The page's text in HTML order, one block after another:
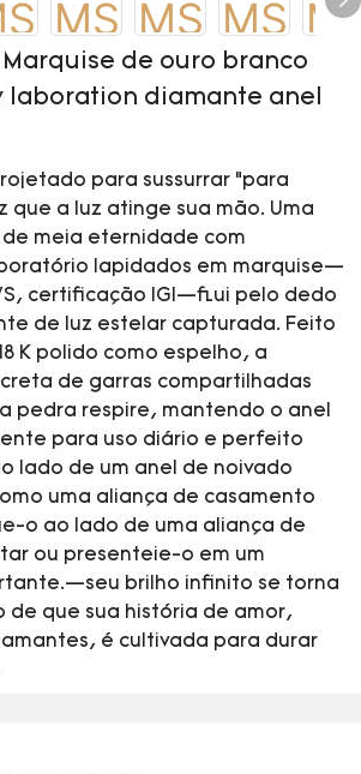
Marquise de ouro branco
laboration diamante anel
para sussurrar “para
que a luz atinge sua mão. Uma
meia eternidade com
lapidados em marquise—
certificação IGI—flui pelo dedo
de luz estelar capturada. Feito
K polido como espelho, a
de garras compartilhadas
pedra respire, mantendo o anel
para uso diário e perfeito
lado de um anel de noivado
uma aliança de casamento
o ao lado de uma aliança de
ou presenteie-o em um
brilho infinito se torna
de que sua história de amor,
é cultivada para durar